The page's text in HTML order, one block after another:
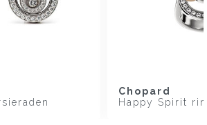
Chopard
Happy Spirit